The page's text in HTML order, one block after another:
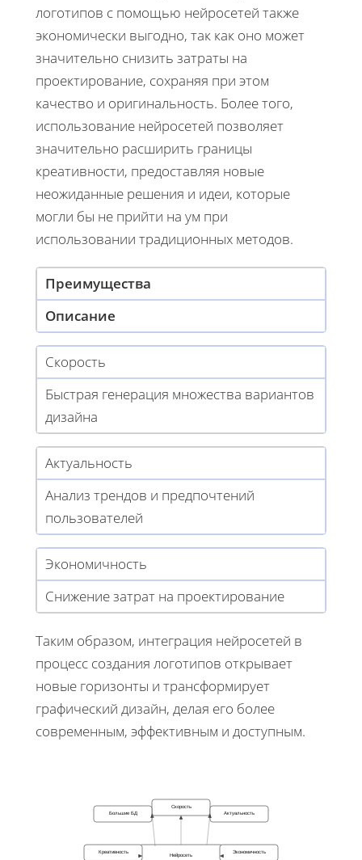
логотипов с помощью нейросетей также
экономически выгодно, так как оно может
значительно снизить затраты на
проектирование, сохраняя при этом
качество и оригинальность. Более того,
использование нейросетей позволяет
значительно расширить границы
креативности, предоставляя новые
неожиданные решения и идеи, которые
могли бы не прийти на ум при
использовании традиционных методов.
Преимущества
Описание
Скорость
Быстрая генерация множества вариантов
дизайна
Актуальность
Анализ трендов и предпочтений
пользователей
Экономичность
Снижение затрат на проектирование
Таким образом, интеграция нейросетей в
процесс создания логотипов открывает
новые горизонты и трансформирует
графический дизайн, делая его более
современным, эффективным и доступным.
Нейросеть
Скорость
Большие БД
Актуальность
Экономичность
Креативность